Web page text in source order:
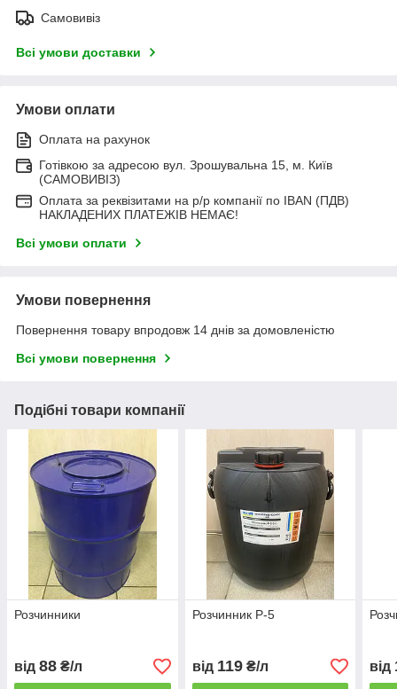
Самовивіз
Всі умови доставки
Умови оплати
Оплата на рахунок
Готівкою за адресою вул. Зрошувальна 15, м. Київ
(САМОВИВІЗ)
Оплата за реквізитами на р/р компанії по IBAN (ПДВ)
НАКЛАДЕНИХ ПЛАТЕЖІВ НЕМАЄ!
Всі умови оплати
Умови повернення
Повернення товару впродовж 14 днів за домовленістю
Всі умови повернення
Подібні товари компанії
Розчинники
від 88 ₴/л
Розчинник Р-5
від 119₴/л від